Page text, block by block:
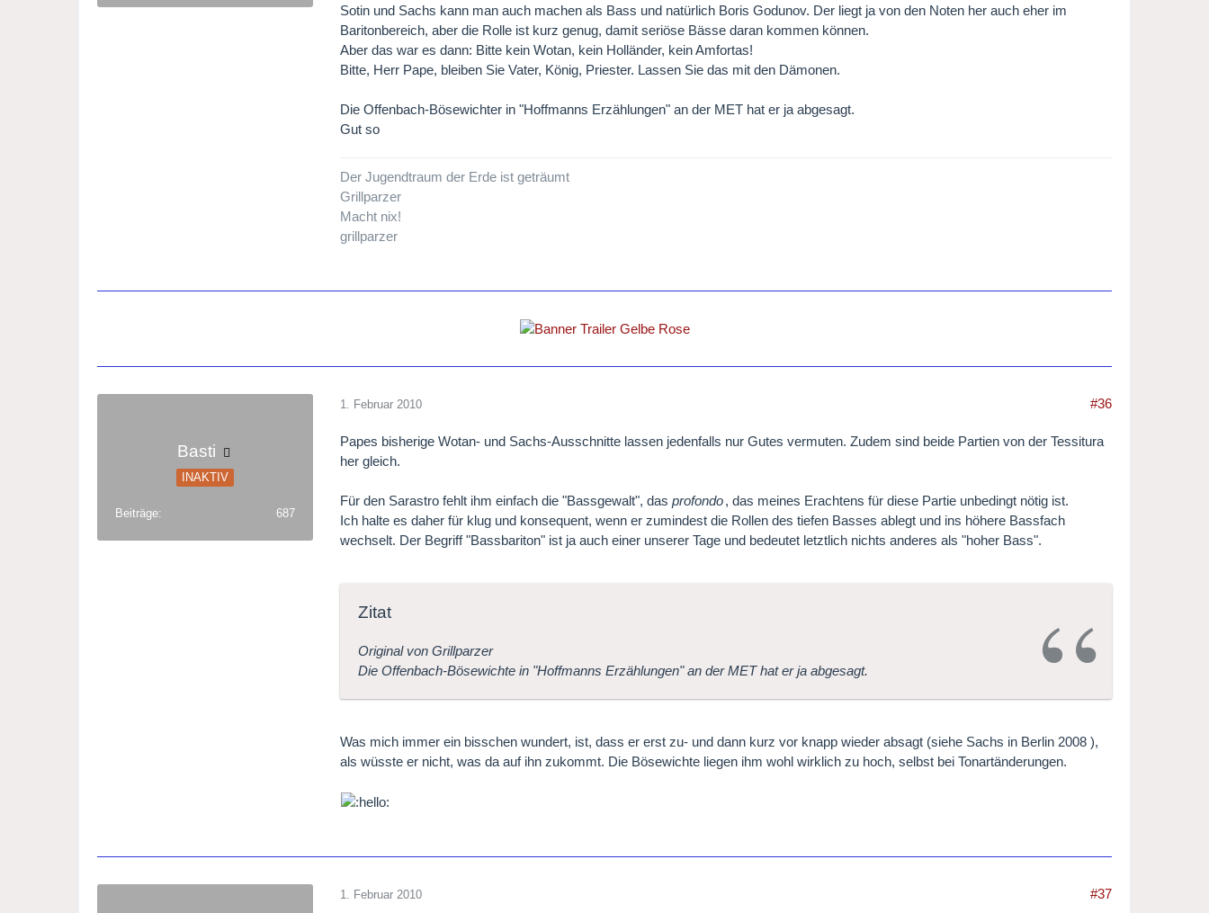
Sotin und Sachs kann man auch machen als Bass und natürlich Boris Godunov. Der liegt ja von den Noten her auch eher im
Baritonbereich, aber die Rolle ist kurz genug, damit seriöse Bässe daran kommen können.
Aber das war es dann: Bitte kein Wotan, kein Holländer, kein Amfortas!
Bitte, Herr Pape, bleiben Sie Vater, König, Priester. Lassen Sie das mit den Dämonen.
Die Offenbach-Bösewichter in "Hoffmanns Erzählungen" an der MET hat er ja abgesagt.
Gut so
Der Jugendtraum der Erde ist geträumt
Grillparzer
Macht nix!
grillparzer
Basti
INAKTIV
Beiträge 687
1. Februar 2010 #36
Papes bisherige Wotan- und Sachs-Ausschnitte lassen jedenfalls nur Gutes vermuten. Zudem sind beide Partien von der Tessitura
her gleich.
Für den Sarastro fehlt ihm einfach die "Bassgewalt", dasprofondo, das meines Erachtens für diese Partie unbedingt nötig ist.
Ich halte es daher für klug und konsequent, wenn er zumindest die Rollen des tiefen Basses ablegt und ins höhere Bassfach
wechselt. Der Begriff "Bassbariton" ist ja auch einer unserer Tage und bedeutet letztlich nichts anderes als "hoher Bass".
Zitat
Original von Grillparzer
Die Offenbach-Bösewichte in "Hoffmanns Erzählungen" an der MET hat er ja abgesagt.
Was mich immer ein bisschen wundert, ist, dass er erst zu- und dann kurz vor knapp wieder absagt (siehe Sachs in Berlin 2008 ),
als wüsste er nicht, was da auf ihn zukommt. Die Bösewichte liegen ihm wohl wirklich zu hoch, selbst bei Tonartänderungen.
1. Februar 2010 #37